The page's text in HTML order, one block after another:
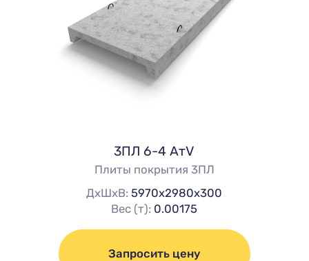
3ПЛ 6-4 АтV
Плиты покрытия 3ПЛ
ДхШхВ:5970х2980х300
Вес (т): 0.00175
Запросить цену